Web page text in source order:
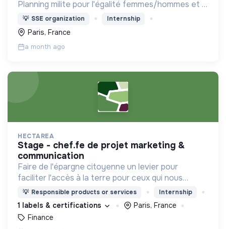
Planning milite pour l'égalité femmes/hommes et la
possibilité pour chaque personne de vivre une
sexualité épanouie,
💡 SSE organization Internship
Paris, France
a month ago
HECTAREA
stage - chef.fe de projet marketing &
communication
Faire de l'épargne citoyenne un levier pour
faciliter l'accès à la terre pour ceux qui nous
nourrissent
💡 Responsible products or services Internship
1 labels & certifications
Paris, France
Finance